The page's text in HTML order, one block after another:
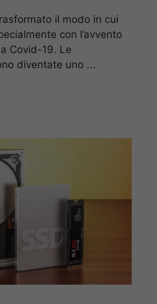
il modo in cui
con l’avvento
Covid-19. Le
diventate uno ...